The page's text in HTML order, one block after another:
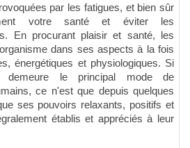
par les fatigues, et bien sûr
votre santé et éviter les
En procurant plaisir et santé, les
dans ses aspects à la fois
énergétiques et physiologiques. Si
demeure le principal mode de
ce n'est que depuis quelques
ses pouvoirs relaxants, positifs et
établis et appréciés à leur